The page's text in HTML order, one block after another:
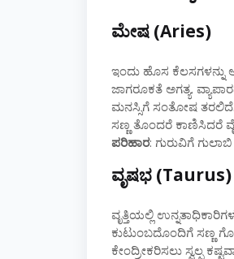
ಮೇಷ (Aries)
ಇಂದು ಹೊಸ
ಜಾಗರೂಕತೆ ಅಗತ್ಯ.
ಮನಸ್ಸಿಗೆ ಸಂತೋಷ ತರಲಿದೆ.
ಸಣ್ಣ ತೊಂದರೆ ಕಾಣಿಸಿದರೆ
ಪರಿಹಾರ: ಗುರುವಿಗೆ
ವೃಷಭ (Taurus)
ವೃತ್ತಿಯಲ್ಲಿ
ಕುಟುಂಬದೊಂದಿಗೆ ಸಣ್ಣ
ಕೇಂದ್ರೀಕರಿಸಲು ಸ್ವಲ್ಪ